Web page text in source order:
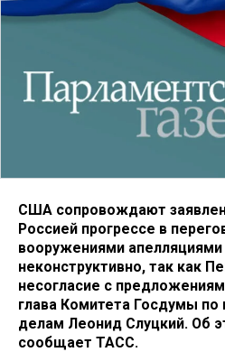
США сопровождают
Россией прогрессе в
вооружениями
неконструктивно, так как
несогласие с
глава Комитета Госдумы
делам Леонид Слуцкий. Об
сообщает ТАСС.